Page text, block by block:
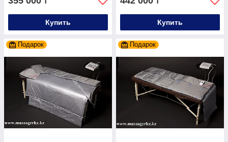
Купить Купить
Подарок Подарок